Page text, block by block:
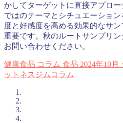
かしてターゲットに直接アプロ
ではのテーマとシチュエーショ
度と好感度を高める効果的なサ
重要です。秋のルートサンプリ
お問い合わせください。
健康食品 コラム 食品 2024年10月
ットネスジムコラム